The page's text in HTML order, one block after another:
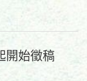
開始徵稿